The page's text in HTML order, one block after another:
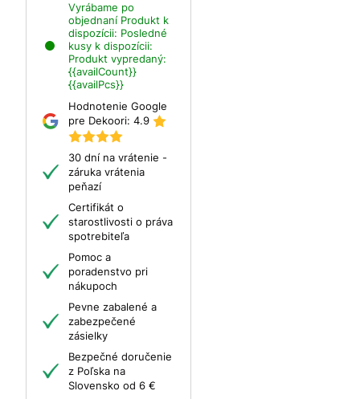
Vyrábame po
objednaní Produkt k
dispozícii: Posledné
kusy k dispozícii:
Produkt vypredaný:
{{availCount}}
{{availPcs}}
Hodnotenie Google
pre Dekoori: 4.9
30 dní na vrátenie -
záruka vrátenia
peňazí
Certifikát o
starostlivosti o práva
spotrebiteľa
Pomoc a
poradenstvo pri
nákupoch
Pevne zabalené a
zabezpečené
zásielky
Bezpečné doručenie
z Poľska na
Slovensko od 6 €